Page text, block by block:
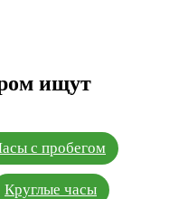
ищут
с пробегом
Круглые часы